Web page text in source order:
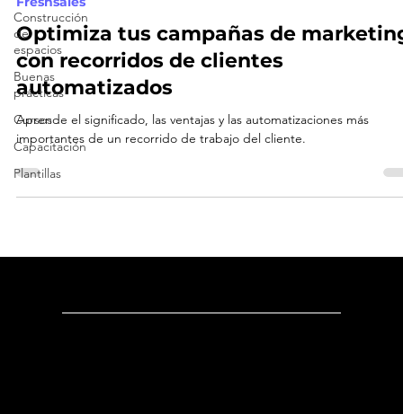
Construcción
de
espacios
Buenas
prácticas
Cursos
Capacitación
Plantillas
26 jun 2023
Freshsales
Optimiza tus campañas de
con recorridos de clientes
automatizados
Aprende el significado, las ventajas y las automatizaciones más
importantes de un recorrido de trabajo del cliente.